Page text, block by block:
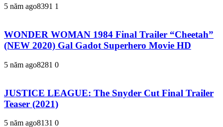
5 năm ago8391 1
WONDER WOMAN 1984 Final Trailer “Cheetah”
(NEW 2020) Gal Gadot Superhero Movie HD
5 năm ago8281 0
JUSTICE LEAGUE: The Snyder Cut Final Trailer
Teaser (2021)
5 năm ago8131 0